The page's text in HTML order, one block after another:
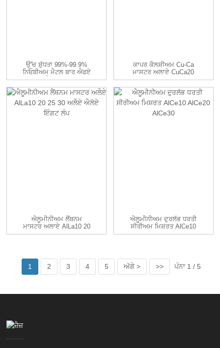
ਉੱਚ ਸ਼ੁੱਧਤਾ 99%-99.9%
ਨਿਓਬੀਅਮ ਮੈਟਲ ਬਾਰ ਐਫਏ
ਦੇ ਨਾਲ...
ਕਾਪਰ ਕੈਲਸ਼ੀਅਮ Cu-Ca
ਮਾਸਟਰ ਅਲਾਏ CuCa20
CuCa30...
ਐਲੂਮੀਨੀਅਮ ਲੈਂਥਨਮ
ਮਾਸਟਰ ਅਲਾਏ AlLa10 20
25 30...
ਐਲੂਮੀਨੀਅਮ ਦੁਰਲੱਭ ਧਰਤੀ
ਸੀਰੀਅਮ ਮਿਸ਼ਰਤ AlCe10
AlCe20 ...
1 2 3 4 5 ਅੱਗੇ > >> ਪੰਨਾ 1 / 5